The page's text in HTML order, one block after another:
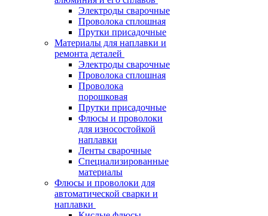
Электроды сварочные
Проволока сплошная
Прутки присадочные
Материалы для наплавки и
ремонта деталей
Электроды сварочные
Проволока сплошная
Проволока
порошковая
Прутки присадочные
Флюсы и проволоки
для износостойкой
наплавки
Ленты сварочные
Специализированные
материалы
Флюсы и проволоки для
автоматической сварки и
наплавки